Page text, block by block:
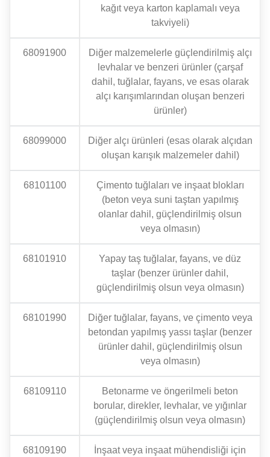
kağıt veya karton kaplamalı veya
takviyeli)
68091900
Diğer malzemelerle güçlendirilmiş alçı
levhalar ve benzeri ürünler (çarşaf
dahil, tuğlalar, fayans, ve esas olarak
alçı karışımlarından oluşan benzeri
ürünler)
68099000
Diğer alçı ürünleri (esas olarak alçıdan
oluşan karışık malzemeler dahil)
68101100
Çimento tuğlaları ve inşaat blokları
(beton veya suni taştan yapılmış
olanlar dahil, güçlendirilmiş olsun
veya olmasın)
68101910
Yapay taş tuğlalar, fayans, ve düz
taşlar (benzer ürünler dahil,
güçlendirilmiş olsun veya olmasın)
68101990
Diğer tuğlalar, fayans, ve çimento veya
betondan yapılmış yassı taşlar (benzer
ürünler dahil, güçlendirilmiş olsun
veya olmasın)
68109110
Betonarme ve öngerilmeli beton
borular, direkler, levhalar, ve yığınlar
(güçlendirilmiş olsun veya olmasın)
68109190
İnşaat veya inşaat mühendisliği için